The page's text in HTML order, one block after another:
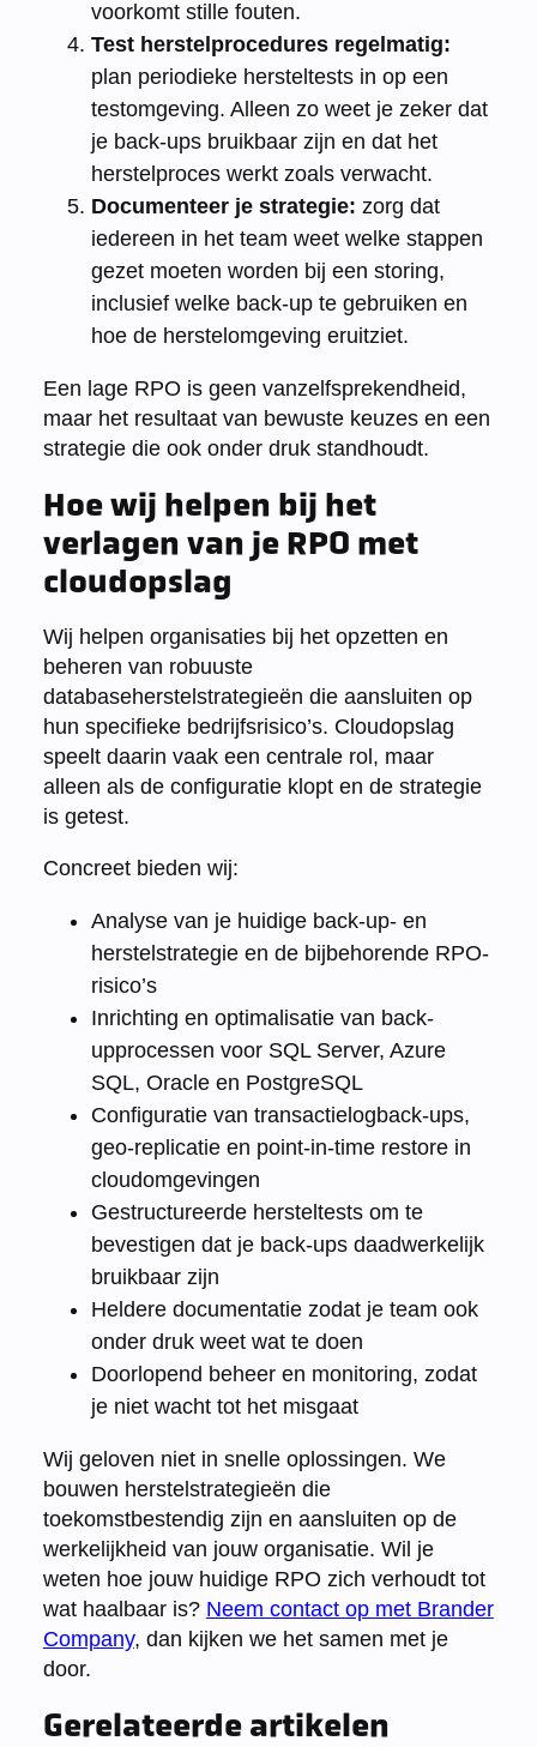
voorkomt stille fouten.
Test herstelprocedures regelmatig:
plan periodieke hersteltests in op een
testomgeving. Alleen zo weet je zeker dat
je back-ups bruikbaar zijn en dat het
herstelproces werkt zoals verwacht.
Documenteer je strategie: zorg dat
iedereen in het team weet welke stappen
gezet moeten worden bij een storing,
inclusief welke back-up te gebruiken en
hoe de herstelomgeving eruitziet.
Een lage RPO is geen vanzelfsprekendheid,
maar het resultaat van bewuste keuzes en een
strategie die ook onder druk standhoudt.
Hoe wij helpen bij het
verlagen van je RPO met
cloudopslag
Wij helpen organisaties bij het opzetten en
beheren van robuuste
databaseherstelstrategieën die aansluiten op
hun specifieke bedrijfsrisico’s. Cloudopslag
speelt daarin vaak een centrale rol, maar
alleen als de configuratie klopt en de strategie
is getest.
Concreet bieden wij:
Analyse van je huidige back-up- en
herstelstrategie en de bijbehorende RPO-
risico’s
Inrichting en optimalisatie van back-
upprocessen voor SQL Server, Azure
SQL, Oracle en PostgreSQL
Configuratie van transactielogback-ups,
geo-replicatie en point-in-time restore in
cloudomgevingen
Gestructureerde hersteltests om te
bevestigen dat je back-ups daadwerkelijk
bruikbaar zijn
Heldere documentatie zodat je team ook
onder druk weet wat te doen
Doorlopend beheer en monitoring, zodat
je niet wacht tot het misgaat
Wij geloven niet in snelle oplossingen. We
bouwen herstelstrategieën die
toekomstbestendig zijn en aansluiten op de
werkelijkheid van jouw organisatie. Wil je
weten hoe jouw huidige RPO zich verhoudt tot
wat haalbaar is? Neem contact op met Brander
Company, dan kijken we het samen met je
door.
Gerelateerde artikelen